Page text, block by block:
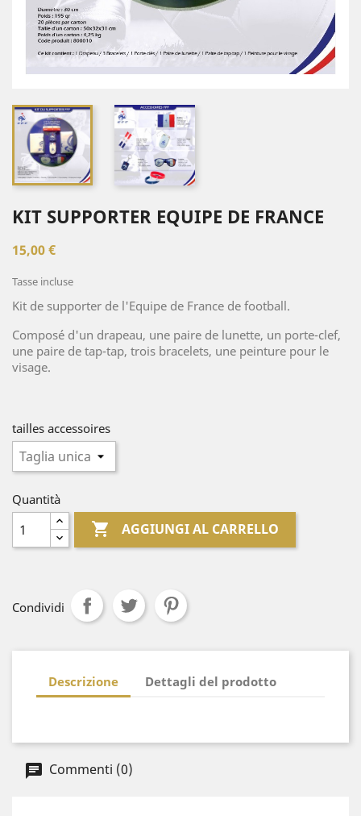
KIT SUPPORTER EQUIPE DE FRANCE
15,00 €
Tasse incluse
Kit de supporter de l'Equipe de France de football.
Composé d'un drapeau, une paire de lunette, un porte-clef,
une paire de tap-tap, trois bracelets, une peinture pour le
visage.
tailles accessoires
Quantità
 AGGIUNGI AL CARRELLO
Condividi
Descrizione Dettagli del prodotto
Commenti (0)